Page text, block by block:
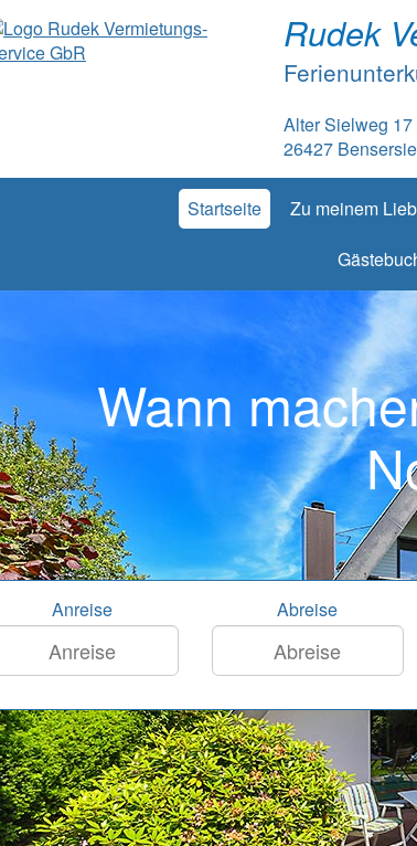
Rudek
Alter Sielweg 17
26427
Startseite Zu meinem
Wann
Anreise Abreise